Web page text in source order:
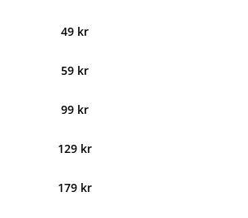
49 kr
59 kr
99 kr
129 kr
179 kr